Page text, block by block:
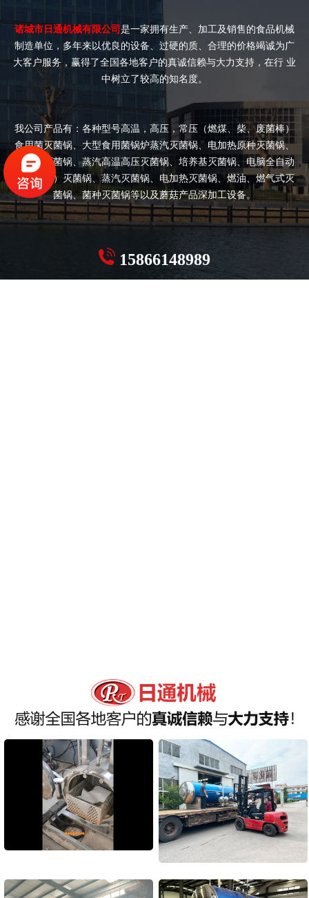
诸城市日通机械有限公司 是一家拥有生产、加工及销售的食品机械
制造单位，多年来以优良的设备、过硬的质、合理的价格竭诚为广
大客户服务，赢得了全国各地客户的真诚信赖与大力支持，在行 业
中树立了较高的知名度。
我公司产品有：各种型号高温，高压，常压（燃煤、柴、废菌棒）
食用菌灭菌锅、大型食用菌锅炉蒸汽灭菌锅、电加热原种灭菌锅、
双开门灭菌锅、蒸汽高温高压灭菌锅、培养基灭菌锅、电脑全自动
（半自动）灭菌锅、蒸汽灭菌锅、电加热灭菌锅、燃油、燃气式灭
菌锅、菌种灭菌锅等以及蘑菇产品深加工设备。
15866148989